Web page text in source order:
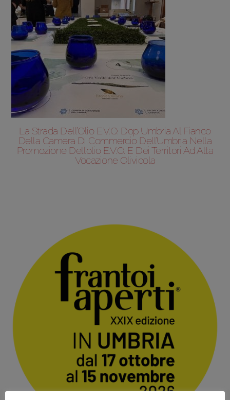
La Strada Dell’Olio E.v.o. Dop Umbria Al Fianco
Della Camera Di Commercio Dell’Umbria Nella
Promozione Dell’olio E.v.o. E Dei Territori Ad Alta
Vocazione Olivicola